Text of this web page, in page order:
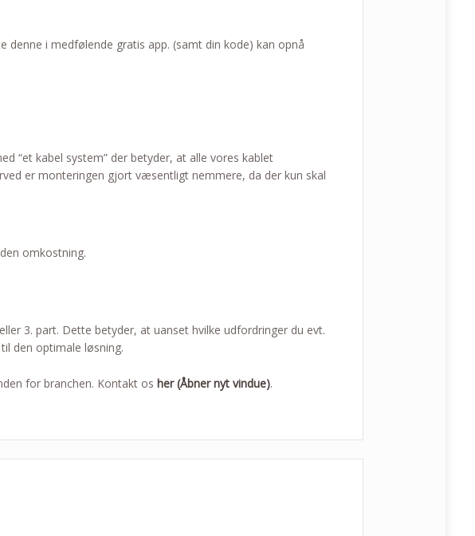
i medfølende gratis app. (samt din kode) kan opnå
“et kabel system” der betyder, at alle vores kablet
er monteringen gjort væsentligt nemmere, da der kun skal
omkostning.
3. part. Dette betyder, at uanset hvilke udfordringer du evt.
den optimale løsning.
for branchen. Kontakt os her (Åbner nyt vindue).